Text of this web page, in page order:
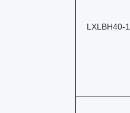
LXLBH40-1